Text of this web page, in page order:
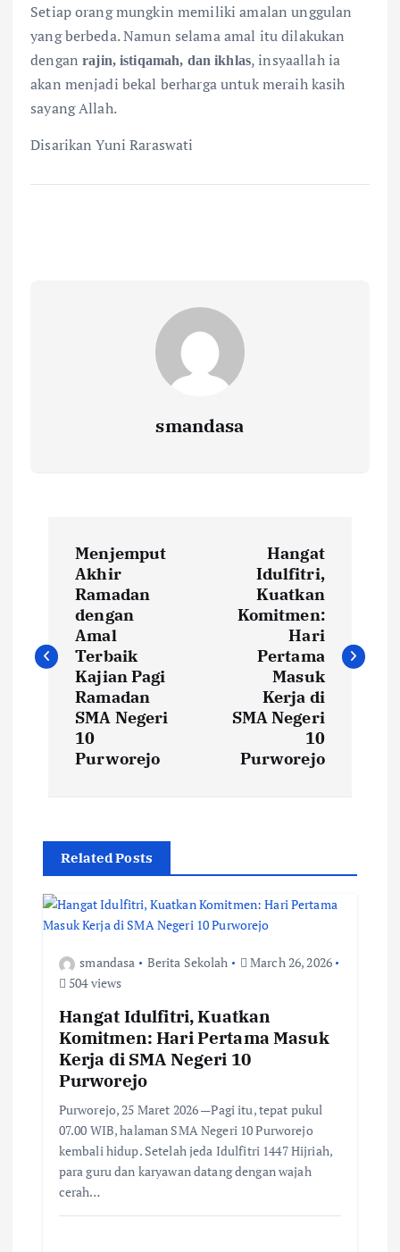
Setiap orang mungkin memiliki amalan unggulan
yang berbeda. Namun selama amal itu dilakukan
denganrajin, istiqamah, dan ikhlas, insyaallah ia
akan menjadi bekal berharga untuk meraih kasih
sayang Allah.
Disarikan Yuni Raraswati
smandasa
t
g
a
Menjemput
Akhir
Ramadan
dengan
Amal
Terbaik
Kajian Pagi
Ramadan
SMA Negeri
10
Purworejo
Hangat
Idulfitri,
Kuatkan
Komitmen:
Hari
Pertama
Masuk
Kerja di
SMA Negeri
10
Purworejo
Related Posts
smandasa Berita Sekolah
March 26, 2026
504 views
Hangat Idulfitri, Kuatkan
Komitmen: Hari Pertama Masuk
Kerja di SMA Negeri 10
Purworejo
Purworejo, 25 Maret 2026 —Pagi itu, tepat pukul
07.00 WIB, halaman SMA Negeri 10 Purworejo
kembali hidup. Setelah jeda Idulfitri 1447 Hijriah,
para guru dan karyawan datang dengan wajah
cerah…